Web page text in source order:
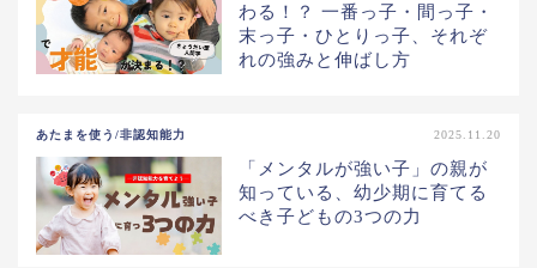
わる！？ 一番っ子・間っ子・
末っ子・ひとりっ子、それぞ
れの強みと伸ばし方
あたまを使う/非認知能力 2025.11.20
「メンタルが強い子」の親が
知っている、幼少期に育てる
べき子どもの3つの力